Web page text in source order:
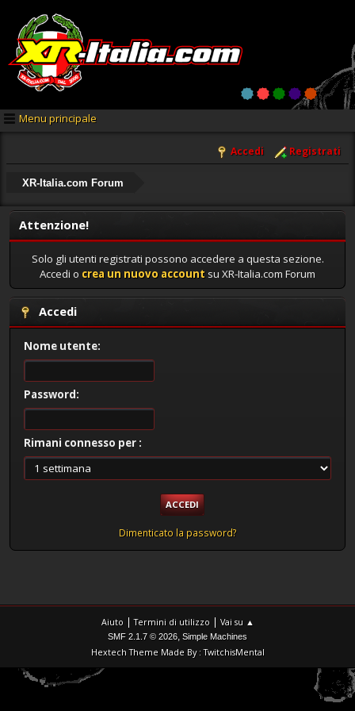
Menu principale
Accedi Registrati
XR-Italia.com Forum
Attenzione!
Solo gli utenti registrati possono accedere a questa sezione.
Accedi o crea un nuovo account su XR-Italia.com Forum
Accedi
Nome utente:
Password:
Rimani connesso per :
Dimenticato la password?
Aiuto |Termini di utilizzo | Vai su ▲
SMF 2.1.7 © 2026, Simple Machines
Hextech Theme Made By : TwitchisMental